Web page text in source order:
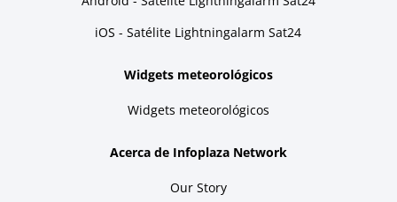
iOS - Satélite Lightningalarm Sat24
Widgets meteorológicos
Widgets meteorológicos
Acerca de Infoplaza Network
Our Story